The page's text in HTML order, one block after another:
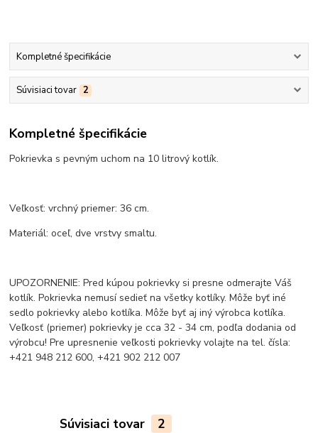
Kompletné špecifikácie
Súvisiaci tovar 2
Kompletné špecifikácie
Pokrievka s pevným uchom na 10 litrový kotlík.
Veľkosť: vrchný priemer: 36 cm.
Materiál: oceľ, dve vrstvy smaltu.
UPOZORNENIE: Pred kúpou pokrievky si presne odmerajte Váš
kotlík. Pokrievka nemusí sedieť na všetky kotlíky. Môže byť iné
sedlo pokrievky alebo kotlíka. Môže byť aj iný výrobca kotlíka.
Veľkosť (priemer) pokrievky je cca 32 - 34 cm, podľa dodania od
výrobcu! Pre upresnenie veľkosti pokrievky volajte na tel. čísla:
+421 948 212 600, +421 902 212 007
Súvisiaci tovar 2